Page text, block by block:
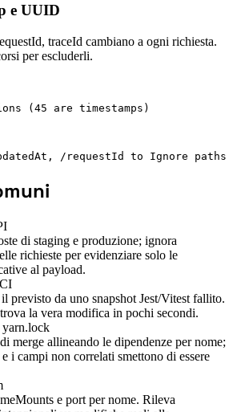
e UUID
traceId cambiano a ogni richiesta.
per escluderli.
(45 are timestamps)
/requestId to Ignore paths
di staging e produzione; ignora
richieste per evidenziare solo le
al payload.
previsto da uno snapshot Jest/Vitest fallito.
la vera modifica in pochi secondi.
merge allineando le dipendenze per nome;
i campi non correlati smettono di essere
e port per nome. Rileva